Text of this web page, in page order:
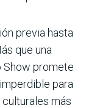
previa hasta
que una
Show promete
para
más